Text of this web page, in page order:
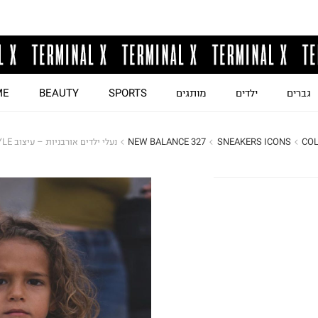
גברים ילדים מותגים SPORTS
BEAUTY
SNEAKERS ICONS
NEW BALANCE 327 נעלי ילדים אורבניות – עיצוב JAPANESE STYLE / בנות